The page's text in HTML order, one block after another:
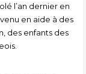
l’an dernier en
en aide à des
des enfants des